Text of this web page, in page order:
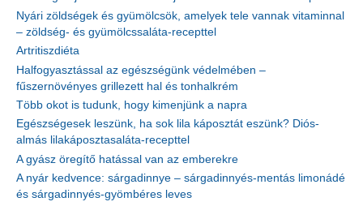
Nyári zöldségek és gyümölcsök, amelyek tele vannak vitaminnal
– zöldség- és gyümölcssaláta-recepttel
Artritiszdiéta
Halfogyasztással az egészségünk védelmében –
fűszernövényes grillezett hal és tonhalkrém
Több okot is tudunk, hogy kimenjünk a napra
Egészségesek leszünk, ha sok lila káposztát eszünk? Diós-
almás lilakáposztasaláta-recepttel
A gyász öregítő hatással van az emberekre
A nyár kedvence: sárgadinnye – sárgadinnyés-mentás limonádé
és sárgadinnyés-gyömbéres leves